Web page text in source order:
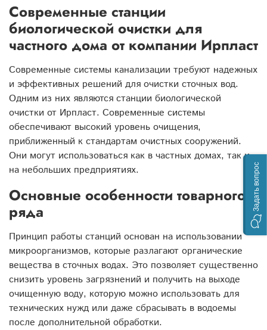
Современные станции
биологической очистки для
частного дома от компании Ирпласт
Современные системы канализации требуют надежных
и эффективных решений для очистки сточных вод.
Одним из них являются станции биологической
очистки от Ирпласт. Современные системы
обеспечивают высокий уровень очищения,
приближенный к стандартам очистных сооружений.
Они могут использоваться как в частных домах, так и
на небольших предприятиях.
Основные особенности товарного
ряда
Принцип работы станций основан на использовании
микроорганизмов, которые разлагают органические
вещества в сточных водах. Это позволяет существенно
снизить уровень загрязнений и получить на выходе
очищенную воду, которую можно использовать для
технических нужд или даже сбрасывать в водоемы
после дополнительной обработки.
Задать вопрос